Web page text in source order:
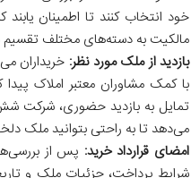
خود انتخاب کنند تا اطمینان
مالکیت به دسته‌های مختلف
بازدید از ملک مورد نظر: خریداران
با کمک مشاوران معتبر املاک
تمایل به بازدید حضوری، شرکت
می‌دهد تا به راحتی بتوانید ملک
امضای قرارداد خرید: پس از